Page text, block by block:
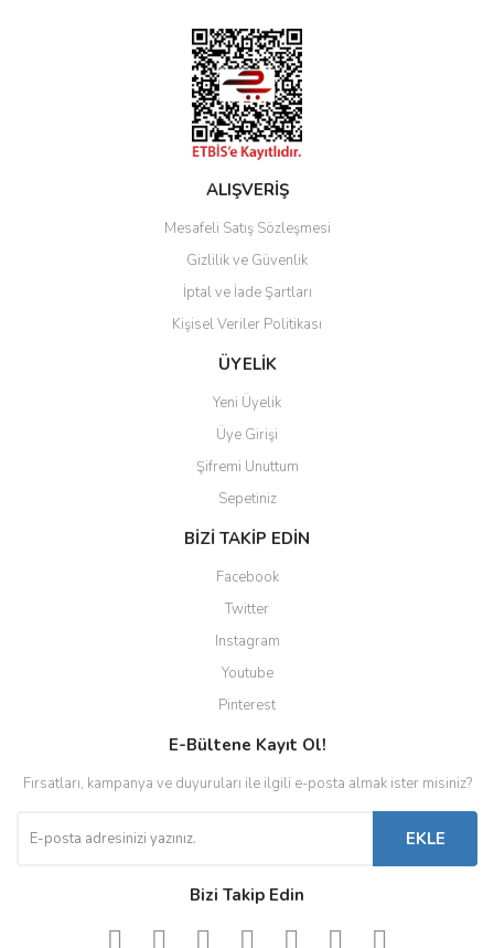
Gönder
ALIŞVERİŞ
Mesafeli Satış Sözleşmesi
Gizlilik ve Güvenlik
İptal ve İade Şartları
Kişisel Veriler Politikası
ÜYELİK
Yeni Üyelik
Üye Girişi
Şifremi Unuttum
Sepetiniz
BİZİ TAKİP EDİN
Facebook
Twitter
Instagram
Youtube
Pinterest
E-Bültene Kayıt Ol!
Fırsatları, kampanya ve duyuruları ile ilgili e-posta almak ister misiniz?
EKLE
Bizi Takip Edin